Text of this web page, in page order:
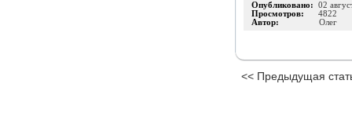
Опубликовано: 02
Просмотров: 4822
Автор:
Олег
<< Предыдущая